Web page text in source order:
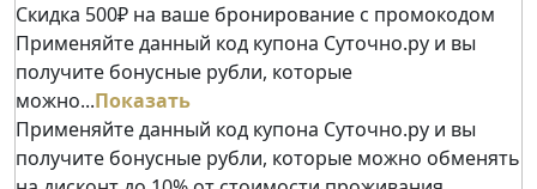
Скидка 500₽ на ваше бронирование с промокодом
Применяйте данный код купона Суточно.ру и вы
получите бонусные рубли, которые
можно...Показать
Применяйте данный код купона Суточно.ру и вы
получите бонусные рубли, которые можно обменять